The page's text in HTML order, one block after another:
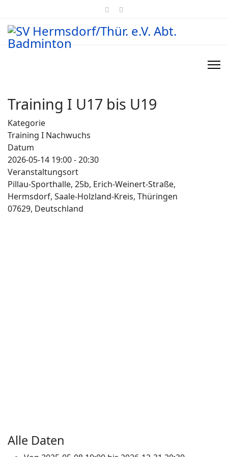
Training I U17 bis U19
Kategorie
Training I Nachwuchs
Datum
2026-05-14 19:00-20:30
Veranstaltungsort
Pillau-Sporthalle, 25b, Erich-Weinert-Straße,
Hermsdorf, Saale-Holzland-Kreis, Thüringen
07629, Deutschland
Alle Daten